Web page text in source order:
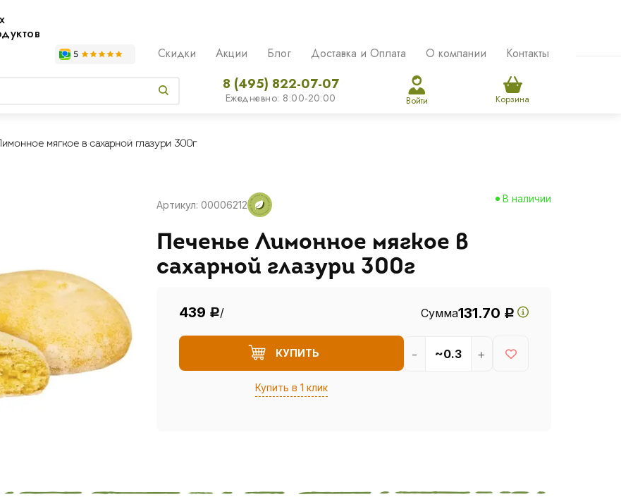
Скидки Акции Блог Доставка и Оплата О компании Контакты
8 (495) 822-07-07
Ежедневно: 8:00-20:00 Войти Корзина
мягкое в сахарной глазури 300г
Артикул: 00006212
В наличии
Печенье Лимонное мягкое в
сахарной глазури 300г
439 Р/ Сумма131.70 Р
КУПИТЬ
Купить в 1 клик
- +